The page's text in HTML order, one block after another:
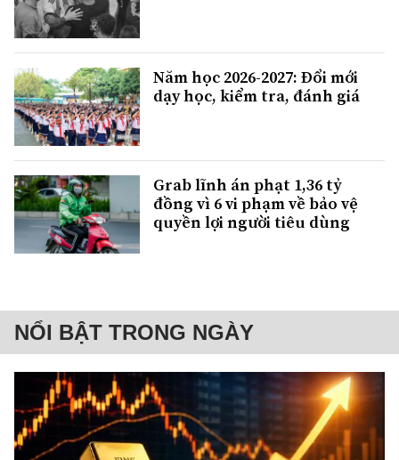
Năm học 2026-2027: Đổi mới
dạy học, kiểm tra, đánh giá
Grab lĩnh án phạt 1,36 tỷ
đồng vì 6 vi phạm về bảo vệ
quyền lợi người tiêu dùng
NỔI BẬT TRONG NGÀY